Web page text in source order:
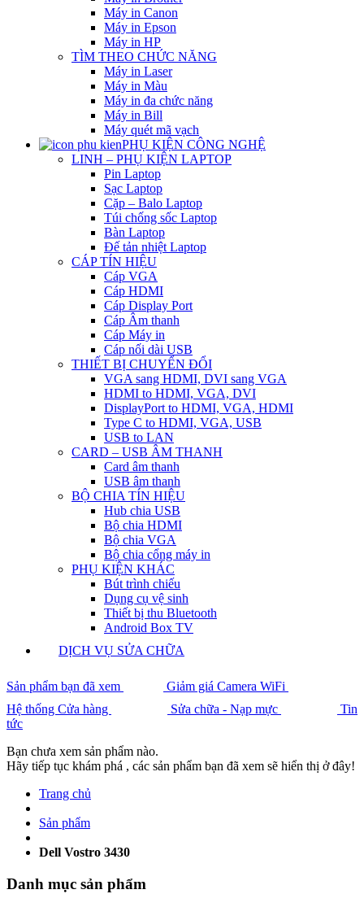
Máy in Canon
Máy in Epson
Máy in HP
TÌM THEO CHỨC NĂNG
Máy in Laser
Máy in Màu
Máy in đa chức năng
Máy in Bill
Máy quét mã vạch
PHỤ KIỆN CÔNG NGHỆ
LINH – PHỤ KIỆN LAPTOP
Pin Laptop
Sạc Laptop
Cặp – Balo Laptop
Túi chống sốc Laptop
Bàn Laptop
Đế tản nhiệt Laptop
CÁP TÍN HIỆU
Cáp VGA
Cáp HDMI
Cáp Display Port
Cáp Âm thanh
Cáp Máy in
Cáp nối dài USB
THIẾT BỊ CHUYỂN ĐỔI
VGA sang HDMI, DVI sang VGA
HDMI to HDMI, VGA, DVI
DisplayPort to HDMI, VGA, HDMI
Type C to HDMI, VGA, USB
USB to LAN
CARD – USB ÂM THANH
Card âm thanh
USB âm thanh
BỘ CHIA TÍN HIỆU
Hub chia USB
Bộ chia HDMI
Bộ chia VGA
Bộ chia cổng máy in
PHỤ KIỆN KHÁC
Bút trình chiếu
Dụng cụ vệ sinh
Thiết bị thu Bluetooth
Android Box TV
DỊCH VỤ SỬA CHỮA
Sản phẩm bạn đã xem
Giảm giá Camera WiFi
Hệ thống Cửa hàng
Sửa chữa - Nạp mực
Tin
tức
Bạn chưa xem sản phẩm nào.
Hãy tiếp tục khám phá , các sản phẩm bạn đã xem sẽ hiển thị ở đây!
Trang chủ
Sản phẩm
Dell Vostro 3430
Danh mục sản phẩm